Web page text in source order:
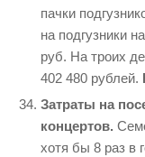
пачки
на подгузники
руб. На троих
402 480 рублей.
Затраты на
концертов.
хотя бы 8 раз в